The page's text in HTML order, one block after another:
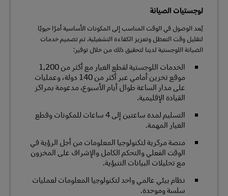
لوجستيات الصيانة
يُعد الوصول في الوقت المناسب إلى المكونات الأساسية أمرًا حيويًا
لتقليل وقت التعطل وتعزيز الكفاءة التشغيلية. تم تصميم خدمات
الصيانة اللوجستية لدينا لتحقيق ذلك من خلال توفير:
الخدمات اللوجستية لقطع الغيار مع أكثر من 1,200
موقع تخزين أمامي عبر أكثر من 140 دولة، وعمليات
على مدار الساعة طوال أيام الأسبوع، مدعومة بمراكز
القيادة الإقليمية.
التسليم لمدة ساعتين إلى 4 ساعات للمكونات وقطع
الغيار المهمة.
منصة مركزية لتكنولوجيا المعلومات من أجل الرؤية في
الوقت الفعلي والتحكم الكامل والإشراف على المخزون
مع تحليلات البيانات التنبؤية.
نظام بيئي عالمي واحد لتكنولوجيا المعلومات لعمليات
سلسة وموحدة.